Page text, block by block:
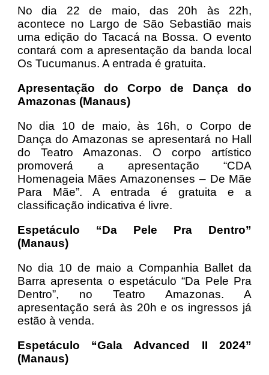
No dia 22 de maio, das 20h às 22h,
acontece no Largo de São Sebastião mais
uma edição do Tacacá na Bossa. O evento
contará com a apresentação da banda local
Os Tucumanus. A entrada é gratuita.
Apresentação do Corpo de Dança do
Amazonas (Manaus)
No dia 10 de maio, às 16h, o Corpo de
Dança do Amazonas se apresentará no Hall
do Teatro Amazonas. O corpo artístico
promoverá a apresentação “CDA
Homenageia Mães Amazonenses – De Mãe
Para Mãe”. A entrada é gratuita e a
classificação indicativa é livre.
Espetáculo “Da Pele Pra Dentro”
(Manaus)
No dia 10 de maio a Companhia Ballet da
Barra apresenta o espetáculo “Da Pele Pra
Dentro”, no Teatro Amazonas. A
apresentação será às 20h e os ingressos já
estão à venda.
Espetáculo “Gala Advanced II 2024”
(Manaus)